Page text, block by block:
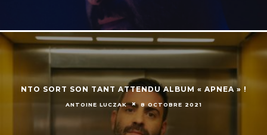
NTO SORT SON TANT ATTENDU ALBUM « APNEA » !
ANTOINE LUCZAK 8 OCTOBRE 2021